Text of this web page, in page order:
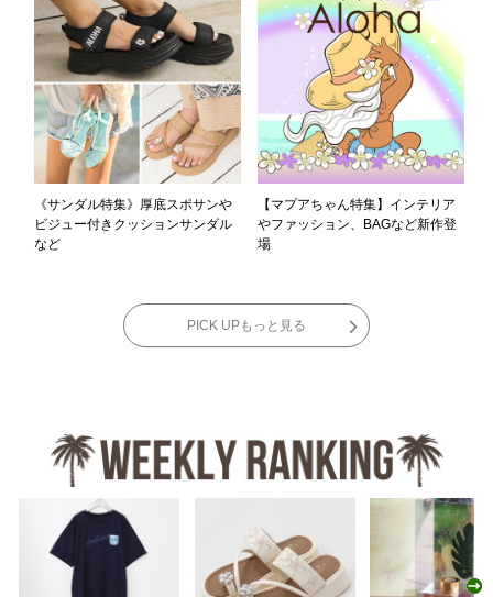
《サンダル特集》厚底スポサンや
ビジュー付きクッションサンダル
など
【マプアちゃん特集】インテリア
やファッション、BAGなど新作登
場
PICK UPもっと見る